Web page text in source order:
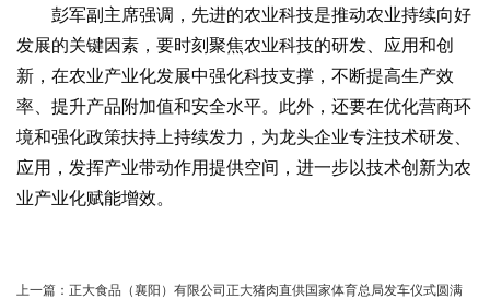
彭军副主席强调，先进的农业科技是推动农业持续向好
发展的关键因素，要时刻聚焦农业科技的研发、应用和创
新，在农业产业化发展中强化科技支撑，不断提高生产效
率、提升产品附加值和安全水平。此外，还要在优化营商环
境和强化政策扶持上持续发力，为龙头企业专注技术研发、
应用，发挥产业带动作用提供空间，进一步以技术创新为农
业产业化赋能增效。
上一篇： 正大食品（襄阳）有限公司正大猪肉直供国家体育总局发车仪式圆满